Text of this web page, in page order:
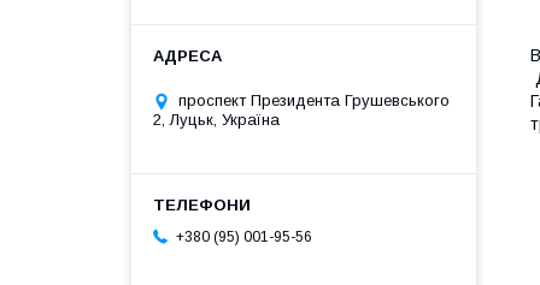
проспект Президента Грушевського
2, Луцьк, Україна
+380 (95) 001-95-56